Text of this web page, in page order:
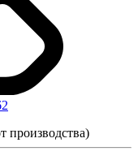
производства)